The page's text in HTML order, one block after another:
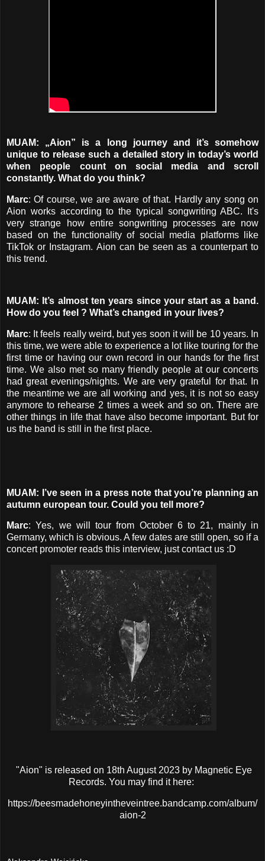
MUAM: „Aion” is a long journey and it’s somehow
unique to release such a detailed story in today’s world
when people count on social media and scroll
constantly. What do you think?
Marc: Of course, we are aware of that. Hardly any song on
Aion works according to the typical songwriting ABC. It's
very strange how entire songwriting processes are now
based on the functionality of social media platforms like
TikTok or Instagram. Aion can be seen as a counterpart to
this trend.
MUAM: It’s almost ten years since your start as a band.
How do you feel ? What’s changed in your lives?
Marc: It feels really weird, but yes soon it will be 10 years. In
this time, we were able to experience a lot like touring for the
first time or having our own record in our hands for the first
time. We also met so many friendly people at our concerts
had great evenings/nights. We are very grateful for that. In
the meantime we are all working and yes, it is not so easy
anymore to rehearse 2 times a week and so on. There are
other things in life that have also become important. But for
us the band is still in the first place.
MUAM: I’ve seen in a press note that you’re planning an
autumn european tour. Could you tell more?
Marc: Yes, we will tour from October 6 to 21, mainly in
Germany, which is obvious. A few dates are still open, so if a
concert promoter reads this interview, just contact us :D
"Aion" is released on 18th August 2023 by Magnetic Eye
Records. You may find it here:
https://beesmadehoneyintheveintree.bandcamp.com/album/
aion-2